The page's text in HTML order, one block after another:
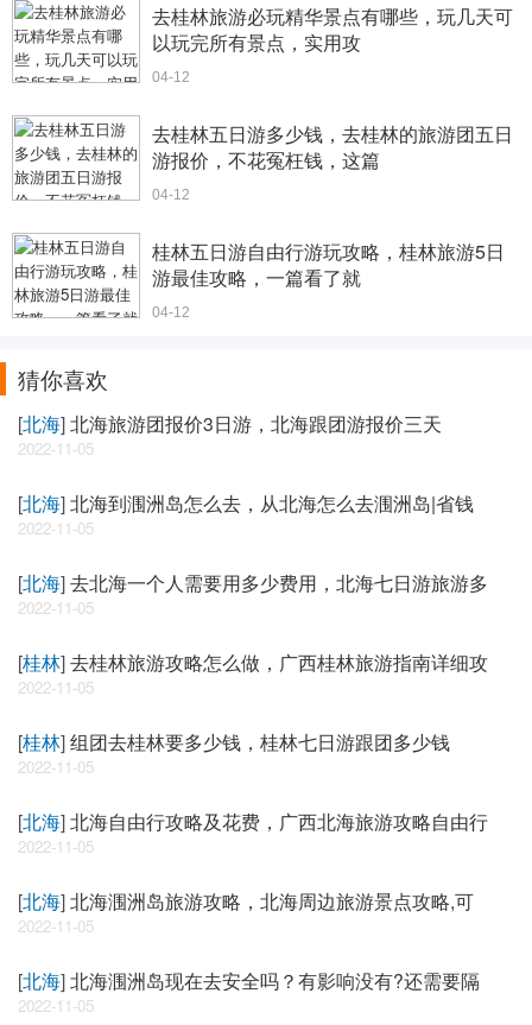
去桂林旅游必玩精华景点有哪些，玩几天可
以玩完所有景点，实用攻
04-12
去桂林五日游多少钱，去桂林的旅游团五日
游报价，不花冤枉钱，这篇
04-12
桂林五日游自由行游玩攻略，桂林旅游5日
游最佳攻略，一篇看了就
04-12
猜你喜欢
[北海]北海旅游团报价3日游，北海跟团游报价三天
2022-11-05
[北海]北海到涠洲岛怎么去，从北海怎么去涠洲岛|省钱
2022-11-05
[北海]去北海一个人需要用多少费用，北海七日游旅游多
2022-11-05
[桂林]去桂林旅游攻略怎么做，广西桂林旅游指南详细攻
2022-11-05
[桂林]组团去桂林要多少钱，桂林七日游跟团多少钱
2022-11-05
[北海]北海自由行攻略及花费，广西北海旅游攻略自由行
2022-11-05
[北海]北海涠洲岛旅游攻略，北海周边旅游景点攻略,可
2022-11-05
[北海]北海涠洲岛现在去安全吗？有影响没有?还需要隔
2022-11-05